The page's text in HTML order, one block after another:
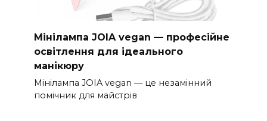
Мінілампа JOIA vegan — професійне
освітлення для ідеального
манікюру
Мінілампа JOIA vegan — це незамінний
помічник для майстрів